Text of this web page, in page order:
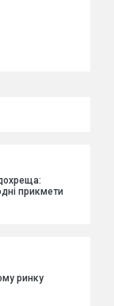
прикмети
ринку